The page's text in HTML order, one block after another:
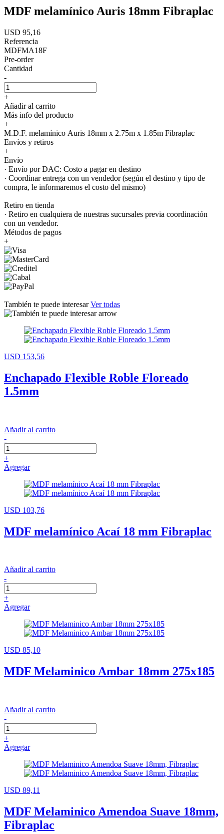
MDF melamínico Auris 18mm Fibraplac
USD 95,16
Referencia
MDFMA18F
Pre-order
Cantidad
-
+
Añadir al carrito
Más info del producto
+
M.D.F. melamínico Auris 18mm x 2.75m x 1.85m Fibraplac
Envíos y retiros
+
Envío
· Envío por DAC: Costo a pagar en destino
· Coordinar entrega con un vendedor (según el destino y tipo de
compra, le informaremos el costo del mismo)
Retiro en tienda
· Retiro en cualquiera de nuestras sucursales previa coordinación
con un vendedor.
Métodos de pagos
+
También te puede interesarVer todas
USD 153,56
Enchapado Flexible Roble Floreado
1.5mm
Añadir al carrito
-
+
Agregar
USD 103,76
MDF melamínico Acaí 18 mm Fibraplac
Añadir al carrito
-
+
Agregar
USD 85,10
MDF Melaminico Ambar 18mm 275x185
Añadir al carrito
-
+
Agregar
USD 89,11
MDF Melaminico Amendoa Suave 18mm,
Fibraplac